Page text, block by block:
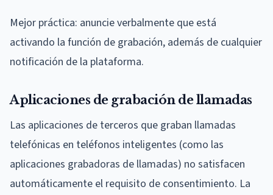
Mejor práctica: anuncie verbalmente que está
activando la función de grabación, además de cualquier
notificación de la plataforma.
Aplicaciones de grabación de llamadas
Las aplicaciones de terceros que graban llamadas
telefónicas en teléfonos inteligentes (como las
aplicaciones grabadoras de llamadas) no satisfacen
automáticamente el requisito de consentimiento. La